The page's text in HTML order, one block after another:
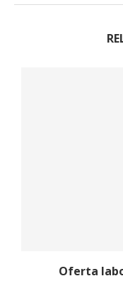
Oferta